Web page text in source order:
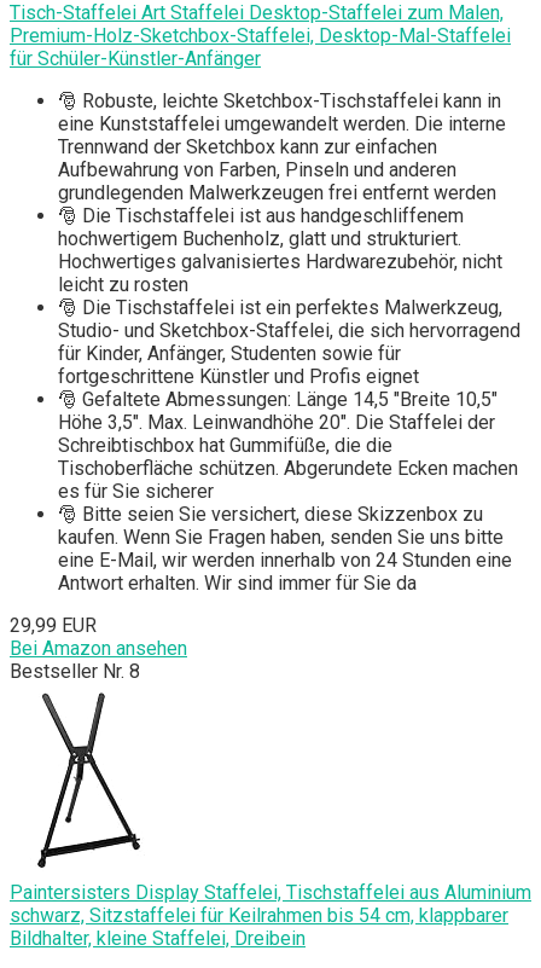
Tisch-Staffelei Art Staffelei Desktop-Staffelei zum Malen,
Premium-Holz-Sketchbox-Staffelei, Desktop-Mal-Staffelei
für Schüler-Künstler-Anfänger
🎅 Robuste, leichte Sketchbox-Tischstaffelei kann in
eine Kunststaffelei umgewandelt werden. Die interne
Trennwand der Sketchbox kann zur einfachen
Aufbewahrung von Farben, Pinseln und anderen
grundlegenden Malwerkzeugen frei entfernt werden
🎅 Die Tischstaffelei ist aus handgeschliffenem
hochwertigem Buchenholz, glatt und strukturiert.
Hochwertiges galvanisiertes Hardwarezubehör, nicht
leicht zu rosten
🎅 Die Tischstaffelei ist ein perfektes Malwerkzeug,
Studio- und Sketchbox-Staffelei, die sich hervorragend
für Kinder, Anfänger, Studenten sowie für
fortgeschrittene Künstler und Profis eignet
🎅 Gefaltete Abmessungen: Länge 14,5 "Breite 10,5"
Höhe 3,5". Max. Leinwandhöhe 20". Die Staffelei der
Schreibtischbox hat Gummifüße, die die
Tischoberfläche schützen. Abgerundete Ecken machen
es für Sie sicherer
🎅 Bitte seien Sie versichert, diese Skizzenbox zu
kaufen. Wenn Sie Fragen haben, senden Sie uns bitte
eine E-Mail, wir werden innerhalb von 24 Stunden eine
Antwort erhalten. Wir sind immer für Sie da
29,99 EUR
Bei Amazon ansehen
Bestseller Nr. 8
Paintersisters Display Staffelei, Tischstaffelei aus Aluminium
schwarz, Sitzstaffelei für Keilrahmen bis 54 cm, klappbarer
Bildhalter, kleine Staffelei, Dreibein